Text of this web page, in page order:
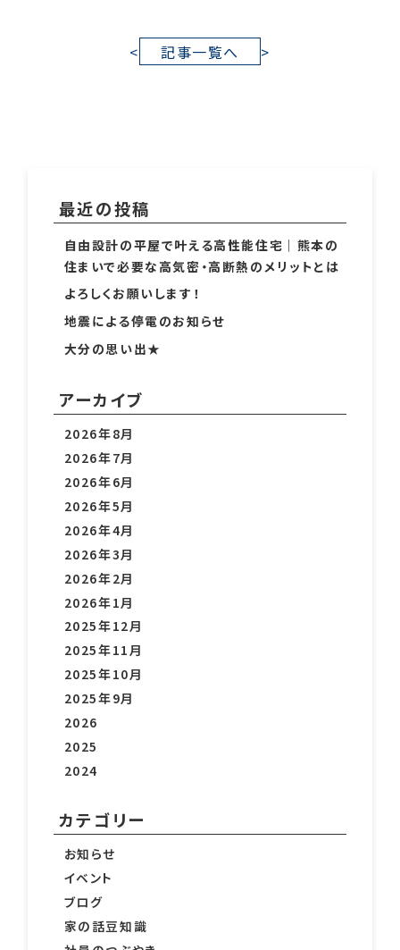
< 記事一覧へ >
最近の投稿
自由設計の平屋で叶える高性能住宅｜熊本の
住まいで必要な高気密・高断熱のメリットとは
よろしくお願いします！
地震による停電のお知らせ
大分の思い出★
アーカイブ
2026年8月
2026年7月
2026年6月
2026年5月
2026年4月
2026年3月
2026年2月
2026年1月
2025年12月
2025年11月
2025年10月
2025年9月
2026
2025
2024
カテゴリー
お知らせ
イベント
ブログ
家の話豆知識